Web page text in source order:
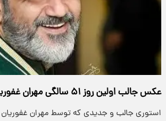
عکس جالب اولین روز ۵۱ سالگی مهران غفوریان!